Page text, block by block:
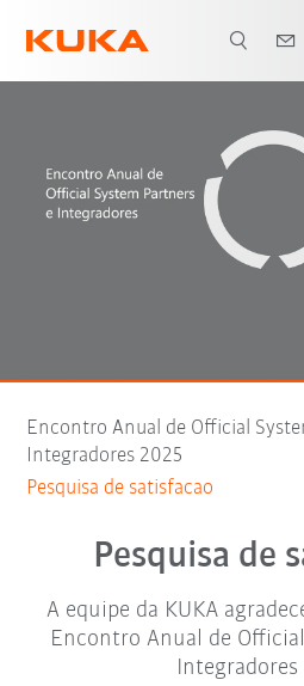
Encontro Anual de Official
Integradores 2025
Pesquisa de satisfacao
Pesquisa de
A equipe da KUKA
Encontro Anual de
Integradores